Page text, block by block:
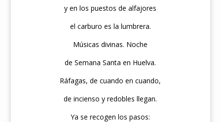
y en los puestos de alfajores
el carburo es la lumbrera.
Músicas divinas. Noche
de Semana Santa en Huelva.
Ráfagas, de cuando en cuando,
de incienso y redobles llegan.
Ya se recogen los pasos: